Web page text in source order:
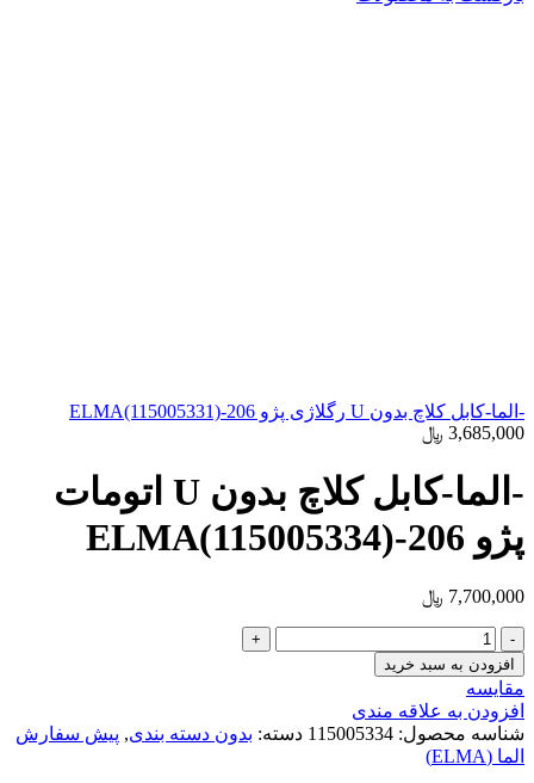
-الما-کابل کلاچ بدون U رگلاژی پژو 206-ELMA(115005331)
3,685,000 ﷼
-الما-کابل کلاچ بدون U اتومات
پژو 206-ELMA(115005334)
7,700,000 ﷼
-الما-
کابل
کلاچ
بدون
U
اتومات
پژو
افزودن به سبد خرید
مقایسه
افزودن به علاقه مندی
شناسه محصول: 115005334 دسته: بدون دسته بندی, پیش سفارش
الما (ELMA)